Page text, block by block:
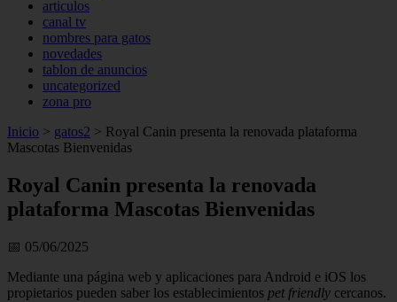
articulos
canal tv
nombres para gatos
novedades
tablon de anuncios
uncategorized
zona pro
Inicio > gatos2 > Royal Canin presenta la renovada plataforma
Mascotas Bienvenidas
Royal Canin presenta la renovada
plataforma Mascotas Bienvenidas
📅 05/06/2025
Mediante una página web y aplicaciones para Android e iOS los
propietarios pueden saber los establecimientos pet friendly cercanos.